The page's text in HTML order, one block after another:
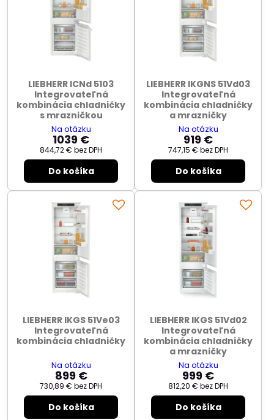
LIEBHERR ICNd 5103
Integrovateľná
kombinácia chladničky
s mrazničkou
Na otázku
1039 €
844,72 € bez DPH
Do košíka
LIEBHERR IKGNS 51Vd03
Integrovateľná
kombinácia chladničky
a mrazničky
Na otázku
919 €
747,15 € bez DPH
Do košíka
LIEBHERR IKGS 51Ve03
Integrovateľná
kombinácia chladničky
Na otázku
899 €
730,89 € bez DPH
Do košíka
LIEBHERR IKGS 51Vd02
Integrovateľná
kombinácia chladničky
a mrazničky
Na otázku
999 €
812,20 € bez DPH
Do košíka